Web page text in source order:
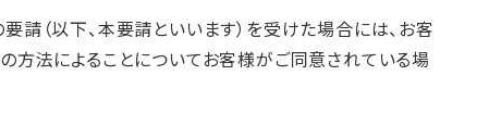
（以下、本要請といいます）を受けた場合には、お客
方法によることについてお客様がご同意されている場